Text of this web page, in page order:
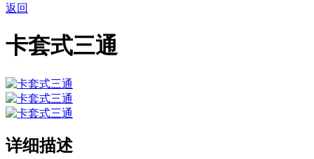
返回
卡套式三通
详细描述